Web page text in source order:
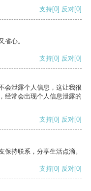
支持[0] 反对[0]
省心。
支持[0] 反对[0]
会泄露个人信息，这让我很
经常会出现个人信息泄露的
支持[0] 反对[0]
持联系，分享生活点滴。
支持[0] 反对[0]